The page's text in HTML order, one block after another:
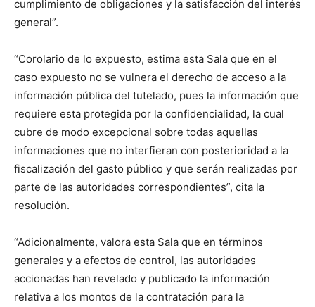
cumplimiento de obligaciones y la satisfacción del interés
general”.
“Corolario de lo expuesto, estima esta Sala que en el
caso expuesto no se vulnera el derecho de acceso a la
información pública del tutelado, pues la información que
requiere esta protegida por la confidencialidad, la cual
cubre de modo excepcional sobre todas aquellas
informaciones que no interfieran con posterioridad a la
fiscalización del gasto público y que serán realizadas por
parte de las autoridades correspondientes”, cita la
resolución.
“Adicionalmente, valora esta Sala que en términos
generales y a efectos de control, las autoridades
accionadas han revelado y publicado la información
relativa a los montos de la contratación para la